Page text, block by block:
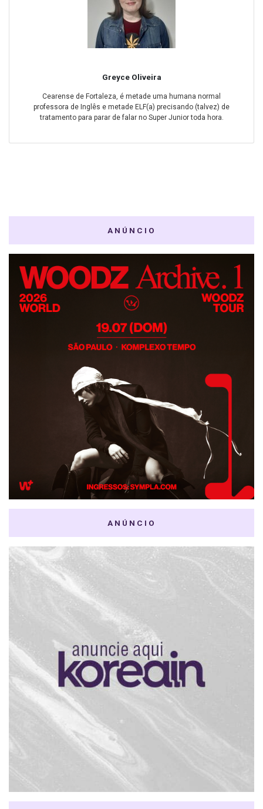
Greyce Oliveira
Cearense de Fortaleza, é metade uma humana normal
professora de Inglês e metade ELF(a) precisando (talvez) de
tratamento para parar de falar no Super Junior toda hora.
ANÚNCIO
ANÚNCIO